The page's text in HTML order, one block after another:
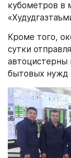
кубометров в
Кроме того,
сутки
автоцистерны
бытовых нужд